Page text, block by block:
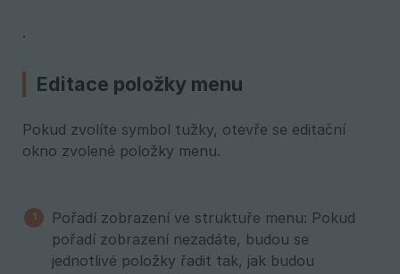
.
Editace položky menu
Pokud zvolíte symbol tužky, otevře se editační
okno zvolené položky menu.
Pořadí zobrazení ve struktuře menu: Pokud
pořadí zobrazení nezadáte, budou se
jednotlivé položky řadit tak, jak budou